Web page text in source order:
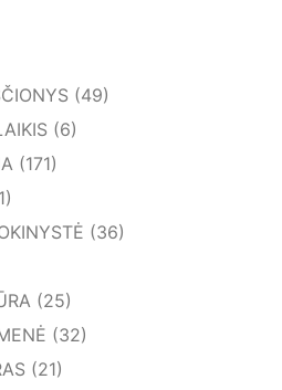
(49)
(6)
(171)
(36)
(25)
(32)
(21)